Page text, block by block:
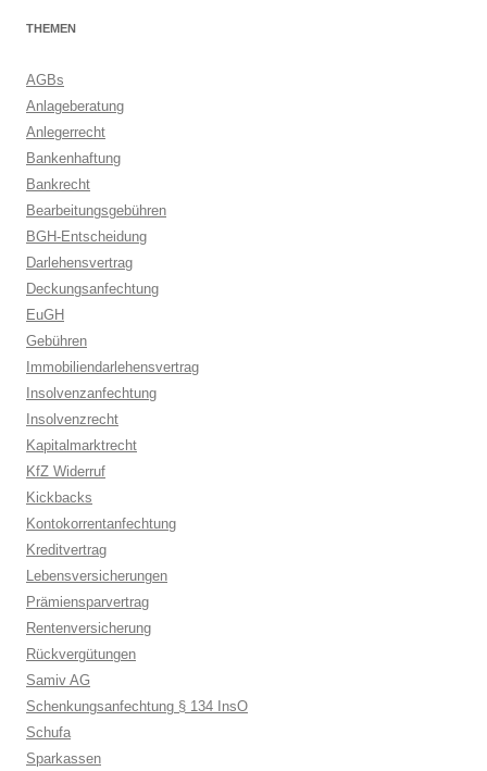
THEMEN
AGBs
Anlageberatung
Anlegerrecht
Bankenhaftung
Bankrecht
Bearbeitungsgebühren
BGH-Entscheidung
Darlehensvertrag
Deckungsanfechtung
EuGH
Gebühren
Immobiliendarlehensvertrag
Insolvenzanfechtung
Insolvenzrecht
Kapitalmarktrecht
KfZ Widerruf
Kickbacks
Kontokorrentanfechtung
Kreditvertrag
Lebensversicherungen
Prämiensparvertrag
Rentenversicherung
Rückvergütungen
Samiv AG
Schenkungsanfechtung § 134 InsO
Schufa
Sparkassen